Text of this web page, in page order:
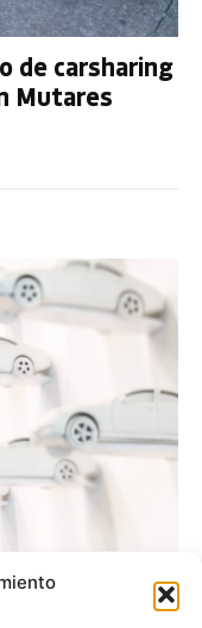
de carsharing
Mutares